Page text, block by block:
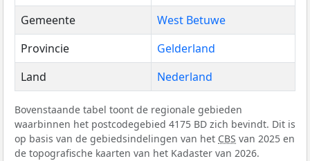
Gemeente
West Betuwe
Provincie
Gelderland
Land
Nederland
Bovenstaande tabel toont de regionale gebieden
waarbinnen het postcodegebied 4175 BD zich bevindt. Dit is
op basis van de gebiedsindelingen van het CBS van 2025 en
de topografische kaarten van het Kadaster van 2026.